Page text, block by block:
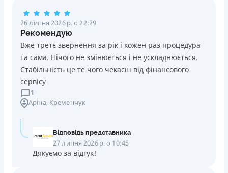
Погашення
Оплата на розрахунковий рахунок
Онлайн (через сайт або інтернет-банкінг)
Через термінали Приватбанку
Через термінали самообслуговування
Ліцензія НБУ
Ліцензія переоформлена 14.03.2024 р.
Вся інформація про кредит
ОТРИМАТИ ПОЗИКУ
26 липня 2026 р. о 22:29
Рекомендую
Вже третє звернення за рік і кожен раз процедура
та сама. Нічого не змінюється і не ускладнюється.
Стабільність це те чого чекаєш від фінансового
сервісу
1
Аріна, Кременчук
Відповідь представника
27 липня 2026 р. о 10:45
Дякуємо за відгук!